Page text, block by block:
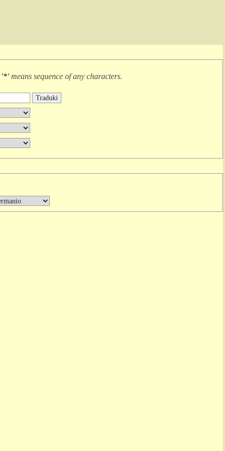
'*' means sequence of any characters.